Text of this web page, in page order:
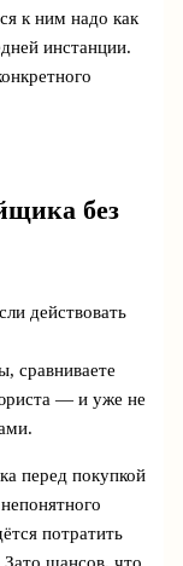
к ним надо как
инстанции.
без
действовать
сравниваете
— и уже не
перед покупкой
потратить
Зато шансов, что